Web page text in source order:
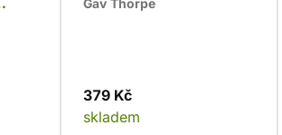
Gav Thorpe
379 Kč
skladem